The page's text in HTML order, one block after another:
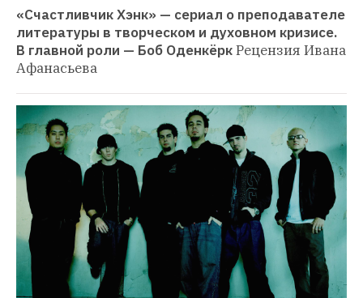
«Счастливчик Хэнк» — сериал о преподавателе
литературы в творческом и духовном кризисе.
В главной роли — Боб ОденкёркРецензия Ивана
Афанасьева